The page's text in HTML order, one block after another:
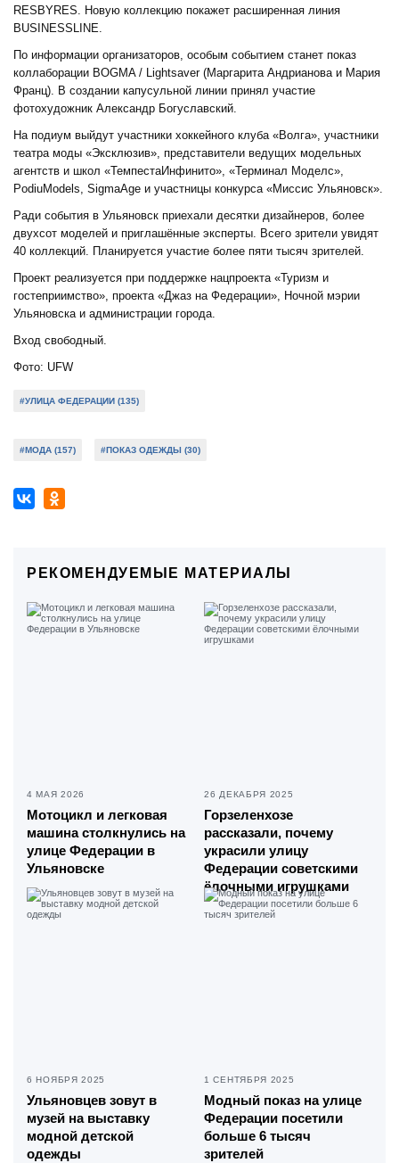
RESBYRES. Новую коллекцию покажет расширенная линия
BUSINESSLINE.
По информации организаторов, особым событием станет показ
коллаборации BOGMA / Lightsaver (Маргарита Андрианова и Мария
Франц). В создании капусульной линии принял участие
фотохудожник Александр Богуславский.
На подиум выйдут участники хоккейного клуба «Волга», участники
театра моды «Эксклюзив», представители ведущих модельных
агентств и школ «ТемпестаИнфинито», «Терминал Моделс»,
PodiuModels, SigmaAge и участницы конкурса «Миссис Ульяновск».
Ради события в Ульяновск приехали десятки дизайнеров, более
двухсот моделей и приглашённые эксперты. Всего зрители увидят
40 коллекций. Планируется участие более пяти тысяч зрителей.
Проект реализуется при поддержке нацпроекта «Туризм и
гостеприимство», проекта «Джаз на Федерации», Ночной мэрии
Ульяновска и администрации города.
Вход свободный.
Фото: UFW
#УЛИЦА ФЕДЕРАЦИИ (135)
#МОДА (157) #ПОКАЗ ОДЕЖДЫ (30)
РЕКОМЕНДУЕМЫЕ МАТЕРИАЛЫ
4 МАЯ 2026
Мотоцикл и легковая
машина столкнулись на
улице Федерации в
Ульяновске
26 ДЕКАБРЯ 2025
Горзеленхозе
рассказали, почему
украсили улицу
Федерации советскими
ёлочными игрушками
6 НОЯБРЯ 2025
Ульяновцев зовут в
музей на выставку
модной детской
одежды
1 СЕНТЯБРЯ 2025
Модный показ на улице
Федерации посетили
больше 6 тысяч
зрителей